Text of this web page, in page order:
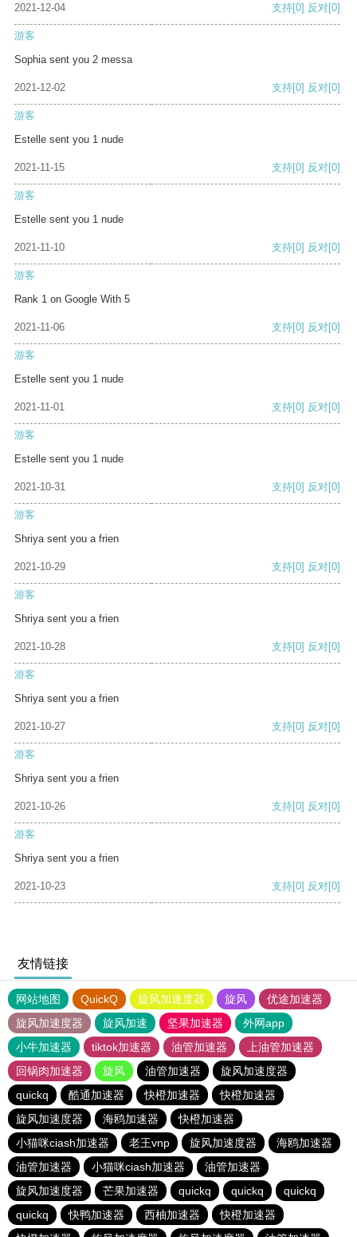
2021-12-04 支持[0] 反对[0]
游客
Sophia sent you 2 messa
2021-12-02 支持[0] 反对[0]
游客
Estelle sent you 1 nude
2021-11-15 支持[0] 反对[0]
游客
Estelle sent you 1 nude
2021-11-10 支持[0] 反对[0]
游客
Rank 1 on Google With 5
2021-11-06 支持[0] 反对[0]
游客
Estelle sent you 1 nude
2021-11-01 支持[0] 反对[0]
游客
Estelle sent you 1 nude
2021-10-31 支持[0] 反对[0]
游客
Shriya sent you a frien
2021-10-29 支持[0] 反对[0]
游客
Shriya sent you a frien
2021-10-28 支持[0] 反对[0]
游客
Shriya sent you a frien
2021-10-27 支持[0] 反对[0]
游客
Shriya sent you a frien
2021-10-26 支持[0] 反对[0]
游客
Shriya sent you a frien
2021-10-23 支持[0] 反对[0]
友情链接
网站地图 QuickQ 旋风加速度器 旋风
优途加速器
旋风加速度器
旋风加速 坚果加速器
外网app
小牛加速器
tiktok加速器 油管加速器
上油管加速器
回锅肉加速器
旋风 油管加速器
旋风加速度器
quickq
酷通加速器 快橙加速器
快橙加速器
旋风加速度器
海鸥加速器
快橙加速器
小猫咪ciash加速器
老王vnp 旋风加速度器
海鸥加速器
油管加速器
小猫咪ciash加速器
油管加速器
旋风加速度器
芒果加速器 quickq quickq
quickq
quickq
快鸭加速器 西柚加速器
快橙加速器